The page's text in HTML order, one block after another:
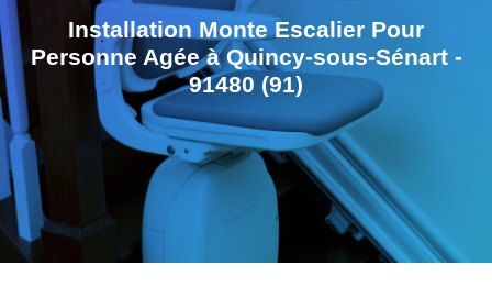
Installation Monte Escalier Pour
Personne Agée à Quincy-sous-Sénart -
91480 (91)